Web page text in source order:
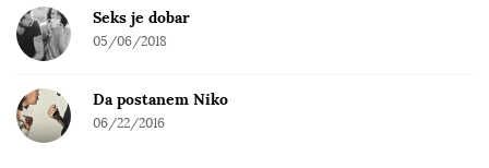
Seks je dobar
05/06/2018
Da postanem Niko
06/22/2016